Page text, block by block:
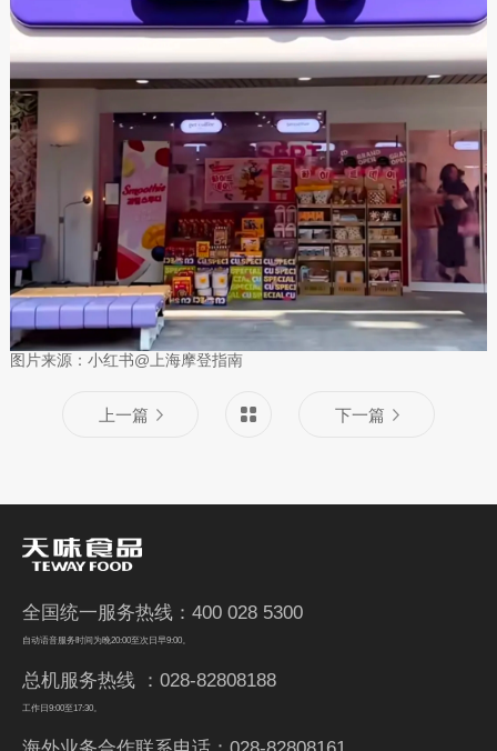
图片来源：小红书@上海摩登指南
上一篇 下一篇
全国统一服务热线：400 028 5300
自动语音服务时间为晚20:00至次日早9:00。
总机服务热线 ：028-82808188
工作日9:00至17:30。